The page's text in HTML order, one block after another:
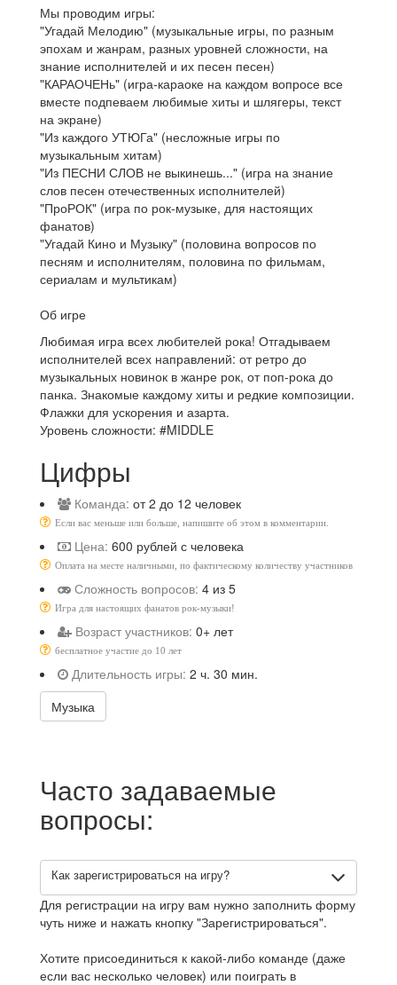
Мы проводим игры:
"Угадай Мелодию" (музыкальные игры, по разным
эпохам и жанрам, разных уровней сложности, на
знание исполнителей и их песен песен)
"КАРАОЧЕНь" (игра-караоке на каждом вопросе все
вместе подпеваем любимые хиты и шлягеры, текст
на экране)
"Из каждого УТЮГа" (несложные игры по
музыкальным хитам)
"Из ПЕСНИ СЛОВ не выкинешь..." (игра на знание
слов песен отечественных исполнителей)
"ПроРОК" (игра по рок-музыке, для настоящих
фанатов)
"Угадай Кино и Музыку" (половина вопросов по
песням и исполнителям, половина по фильмам,
сериалам и мультикам)
Об игре
Любимая игра всех любителей рока! Отгадываем
исполнителей всех направлений: от ретро до
музыкальных новинок в жанре рок, от поп-рока до
панка. Знакомые каждому хиты и редкие композиции.
Флажки для ускорения и азарта.
Уровень сложности: #MIDDLE
Цифры
Команда: от 2 до 12 человек
Если вас меньше или больше, напишите об этом в комментарии.
Цена: 600 рублей с человека
Оплата на месте наличными, по фактическому количеству участников
Сложность вопросов: 4 из 5
Игра для настоящих фанатов рок-музыки!
Возраст участников: 0+ лет
бесплатное участие до 10 лет
Длительность игры: 2 ч. 30 мин.
Музыка
Часто задаваемые
вопросы:
Как зарегистрироваться на игру?
Для регистрации на игру вам нужно заполнить форму
чуть ниже и нажать кнопку "Зарегистрироваться".
Хотите присоединиться к какой-либо команде (даже
если вас несколько человек) или поиграть в